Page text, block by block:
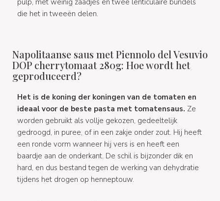
pulp, met weinig zaadjes en twee lenticulaire bundels
die het in tweeën delen.
Napolitaanse saus met Piennolo del Vesuvio
DOP cherrytomaat 280g: Hoe wordt het
geproduceerd?
Het is de koning der koningen van de tomaten en
ideaal voor de beste pasta met tomatensaus. Ze
worden gebruikt als vollje gekozen, gedeeltelijk
gedroogd, in puree, of in een zakje onder zout. Hij heeft
een ronde vorm wanneer hij vers is en heeft een
baardje aan de onderkant. De schil is bijzonder dik en
hard, en dus bestand tegen de werking van dehydratie
tijdens het drogen op henneptouw.